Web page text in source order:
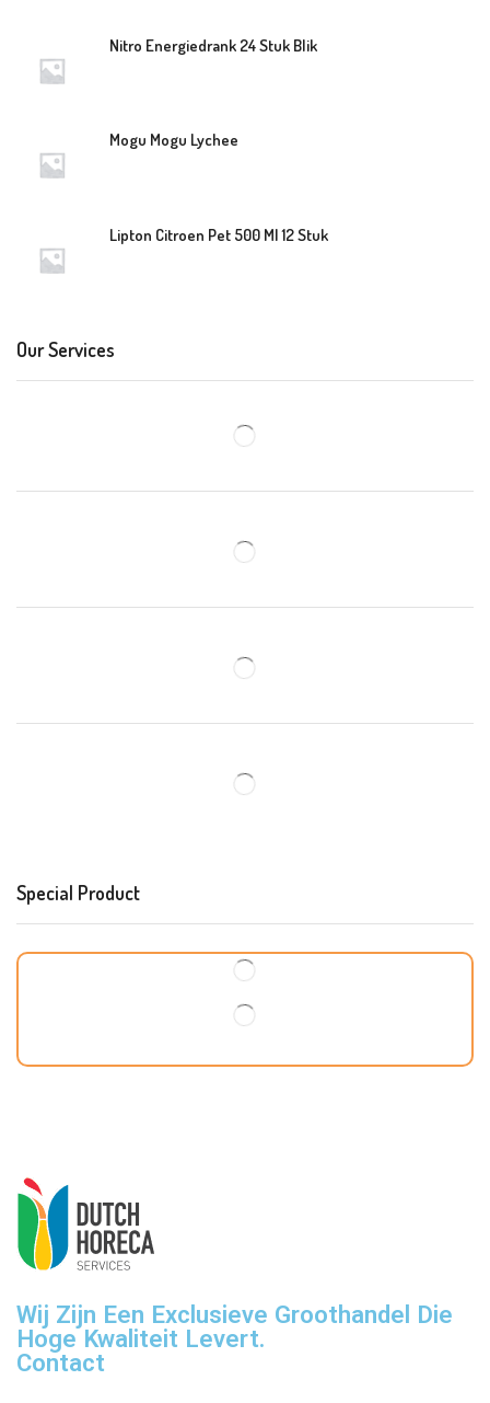
Nitro Energiedrank 24 Stuk Blik
Mogu Mogu Lychee
Lipton Citroen Pet 500 Ml 12 Stuk
Our Services
Special Product
Wij Zijn Een Exclusieve Groothandel Die
Hoge Kwaliteit Levert.
Contact